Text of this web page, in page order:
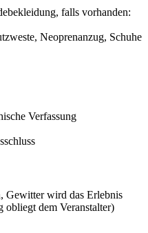
falls vorhanden:
Neoprenanzug, Schuhe
Verfassung
Gewitter wird das Erlebnis
obliegt dem Veranstalter)